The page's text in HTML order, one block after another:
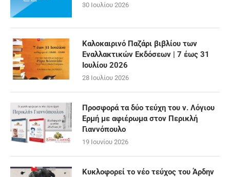
30 Ιουλίου 2026
Καλοκαιρινό Παζάρι βιβλίου των
Εναλλακτικών Εκδόσεων | 7 έως 31
Ιουλίου 2026
28 Ιουλίου 2026
Προσφορά τα δύο τεύχη του ν. Λόγιου
Ερμή με αφιέρωμα στον Περικλή
Γιαννόπουλο
19 Ιουνίου 2026
Κυκλοφορεί το νέο τεύχος του Άρδην